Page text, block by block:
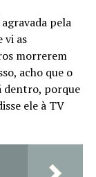
pela
vi as
morrerem
acho que o
dentro, porque
ele à TV